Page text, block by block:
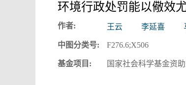
环境行政处罚能以儆效
作者: 王云 李延喜
中图分类号: F276.6;X506
基金项目: 国家社会科学基金资